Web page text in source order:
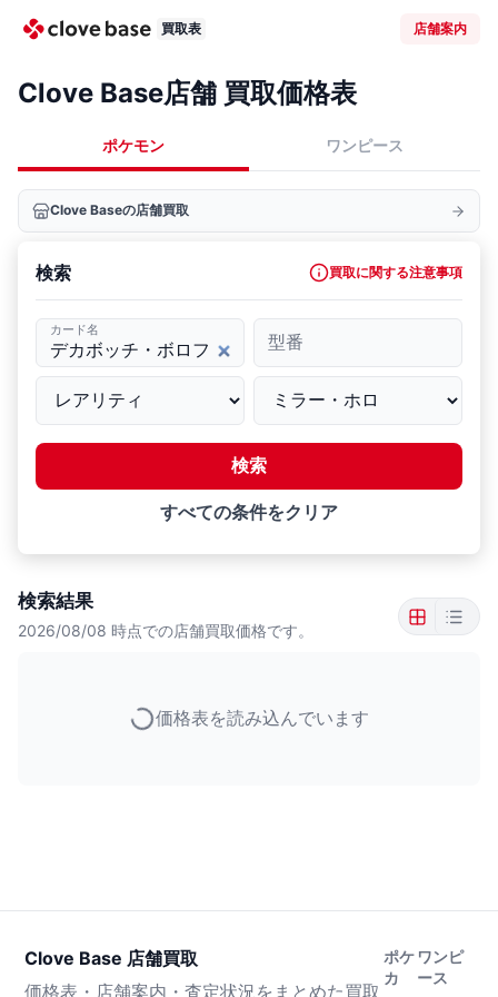
買取表 店舗案内
Clove Base店舗 買取価格表
ポケモン ワンピース
Clove Baseの店舗買取
検索 買取に関する注意事項
カード名
型番
検索
すべての条件をクリア
検索結果
2026/08/08 時点での店舗買取価格です。
価格表を読み込んでいます
Clove Base 店舗買取
価格表・店舗案内・査定状況をまとめた買取
ポケ
カ
ワンピ
ース